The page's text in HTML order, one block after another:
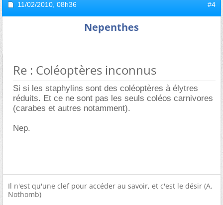
11/02/2010, 08h36 #4
Nepenthes
Re : Coléoptères inconnus
Si si les staphylins sont des coléoptères à élytres
réduits. Et ce ne sont pas les seuls coléos carnivores
(carabes et autres notamment).
Nep.
Il n'est qu'une clef pour accéder au savoir, et c'est le désir (A.
Nothomb)